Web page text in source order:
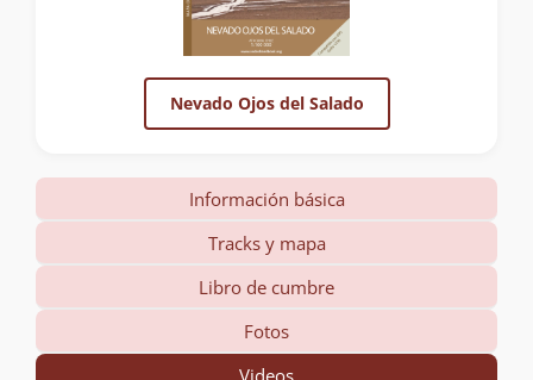
Nevado Ojos del Salado
Información básica
Tracks y mapa
Libro de cumbre
Fotos
Videos